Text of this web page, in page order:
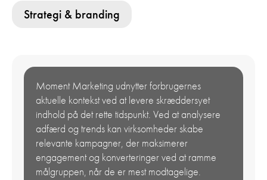
Strategi & branding
Moment Marketing udnytter forbrugernes
aktuelle kontekst ved at levere skræddersyet
indhold på det rette tidspunkt. Ved at analysere
adfærd og trends kan virksomheder skabe
relevante kampagner, der maksimerer
engagement og konverteringer ved at ramme
målgruppen, når de er mest modtagelige.